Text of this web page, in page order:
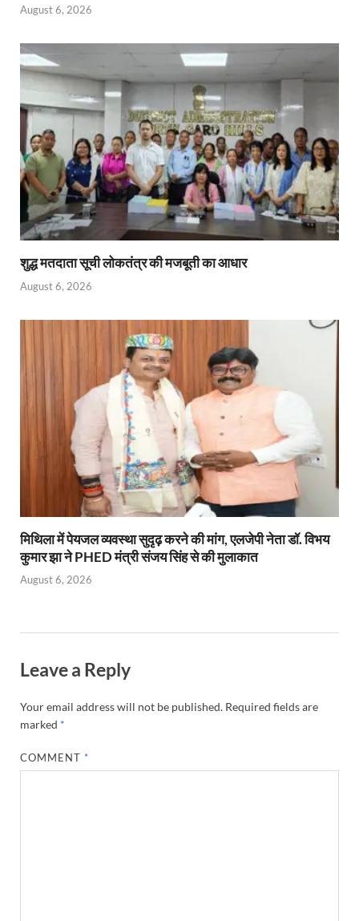
August 6, 2026
शुद्ध मतदाता सूची लोकतंत्र की मजबूती का आधार
August 6, 2026
मिथिला में पेयजल व्यवस्था सुदृढ़ करने की मांग, एलजेपी नेता डॉ. विभय
कुमार झा ने PHED मंत्री संजय सिंह से की मुलाकात
August 6, 2026
Leave a Reply
Your email address will not be published. Required fields are
marked *
COMMENT *